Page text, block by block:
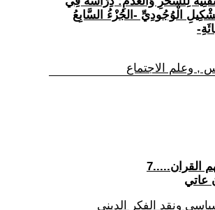
الْوُجُودِيِّ -الجُزْءُ السَّابِعُ
, وعلم الاجتماع
عاتي
ونقد الفكر الديني